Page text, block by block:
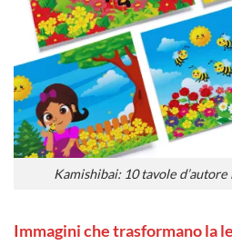
Kamishibai: 10 tavole
Immagini che trasformano la